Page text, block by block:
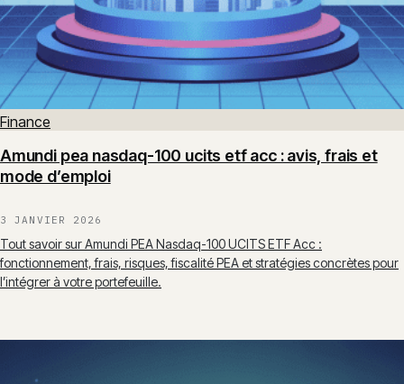
Finance
Amundi pea nasdaq-100 ucits etf acc : avis, frais et
mode d’emploi
3 JANVIER 2026
Tout savoir sur Amundi PEA Nasdaq-100 UCITS ETF Acc :
fonctionnement, frais, risques, fiscalité PEA et stratégies concrètes pour
l’intégrer à votre portefeuille.